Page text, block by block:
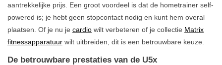
aantrekkelijke prijs. Een groot voordeel is dat de hometrainer self-
powered is; je hebt geen stopcontact nodig en kunt hem overal
plaatsen. Of je nu je cardio wilt verbeteren of je collectie Matrix
fitnessapparatuur wilt uitbreiden, dit is een betrouwbare keuze.
De betrouwbare prestaties van de U5x